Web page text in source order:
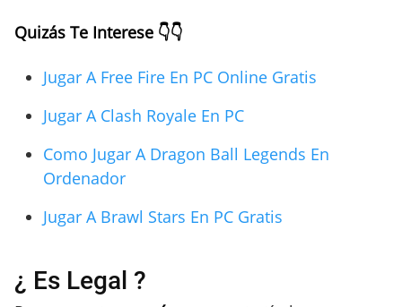
Quizás Te Interese 👇👇
Jugar A Free Fire En PC Online Gratis
Jugar A Clash Royale En PC
Como Jugar A Dragon Ball Legends En
Ordenador
Jugar A Brawl Stars En PC Gratis
¿ Es Legal ?